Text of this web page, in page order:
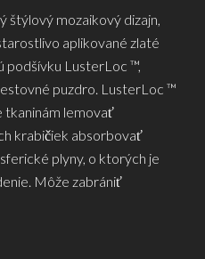
štýlový mozaikový dizajn,
aplikované zlaté
podšívku LusterLoc ™,
puzdro. LusterLoc ™
tkaninám lemovať
krabičiek absorbovať
plyny, o ktorých je
Môže zabrániť